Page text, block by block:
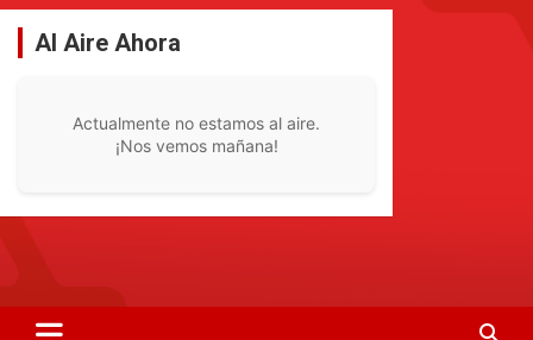
Saltar
contenido
Al Aire Ahora
Actualmente no estamos al aire.
¡Nos vemos mañana!